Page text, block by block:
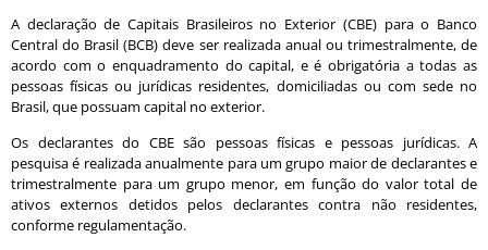
A declaração de Capitais Brasileiros no Exterior (CBE) para o Banco
Central do Brasil (BCB) deve ser realizada anual ou trimestralmente, de
acordo com o enquadramento do capital, e é obrigatória a todas as
pessoas físicas ou jurídicas residentes, domiciliadas ou com sede no
Brasil, que possuam capital no exterior.
Os declarantes do CBE são pessoas físicas e pessoas jurídicas. A
pesquisa é realizada anualmente para um grupo maior de declarantes e
trimestralmente para um grupo menor, em função do valor total de
ativos externos detidos pelos declarantes contra não residentes,
conforme regulamentação.